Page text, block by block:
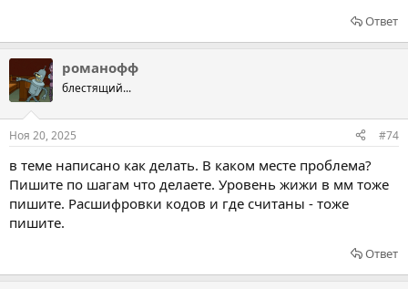
Ответ
романофф
блестящий...
Ноя 20, 2025 #74
в теме написано как делать. В каком месте проблема?
Пишите по шагам что делаете. Уровень жижи в мм тоже
пишите. Расшифровки кодов и где считаны - тоже
пишите.
Ответ